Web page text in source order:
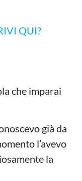
QUI?
che imparai
già da
l’avevo
la